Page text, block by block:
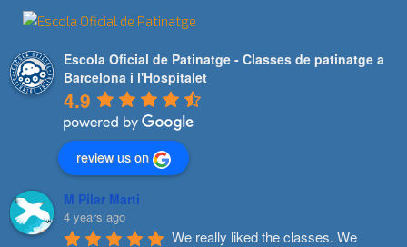
Escola Oficial de Patinatge - Classes de patinatge a
Barcelona i l'Hospitalet
4.9
review us on
M Pilar Marti
4 years ago
We really liked the classes. We